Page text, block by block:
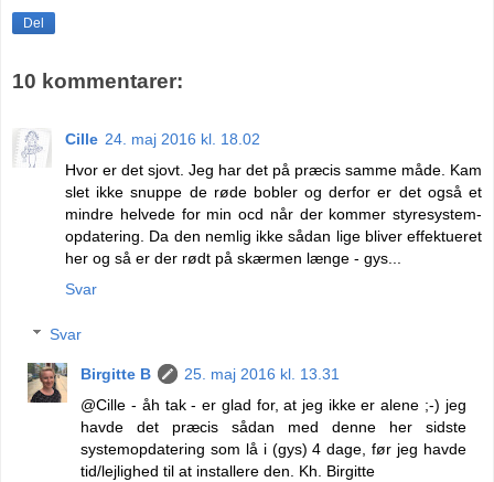
Del
10 kommentarer:
Cille 24. maj 2016 kl. 18.02
Hvor er det sjovt. Jeg har det på præcis samme måde. Kam
slet ikke snuppe de røde bobler og derfor er det også et
mindre helvede for min ocd når der kommer styresystem-
opdatering. Da den nemlig ikke sådan lige bliver effektueret
her og så er der rødt på skærmen længe - gys...
Svar
Svar
Birgitte B
25. maj 2016 kl. 13.31
@Cille - åh tak - er glad for, at jeg ikke er alene ;-) jeg
havde det præcis sådan med denne her sidste
systemopdatering som lå i (gys) 4 dage, før jeg havde
tid/lejlighed til at installere den. Kh. Birgitte